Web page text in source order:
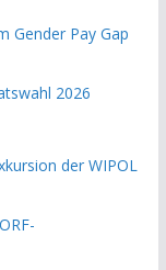
Gender Pay Gap
2026
der WIPOL